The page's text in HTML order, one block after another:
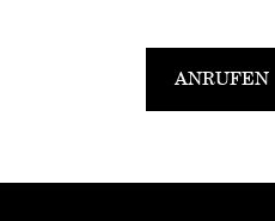
ANRUFEN